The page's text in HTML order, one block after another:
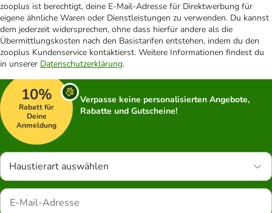
zooplus ist berechtigt, deine E-Mail-Adresse für Direktwerbung für
eigene ähnliche Waren oder Dienstleistungen zu verwenden. Du kannst
dem jederzeit widersprechen, ohne dass hierfür andere als die
Übermittlungskosten nach den Basistarifen entstehen, indem du den
zooplus Kundenservice kontaktierst. Weitere Informationen findest du
in unserer Datenschutzerklärung.
10%
Rabatt für
Deine
Anmeldung
Verpasse keine personalisierten Angebote,
Rabatte und Gutscheine!
Haustierart auswählen